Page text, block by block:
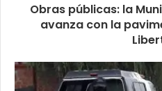
Obras públicas: la
avanza con la